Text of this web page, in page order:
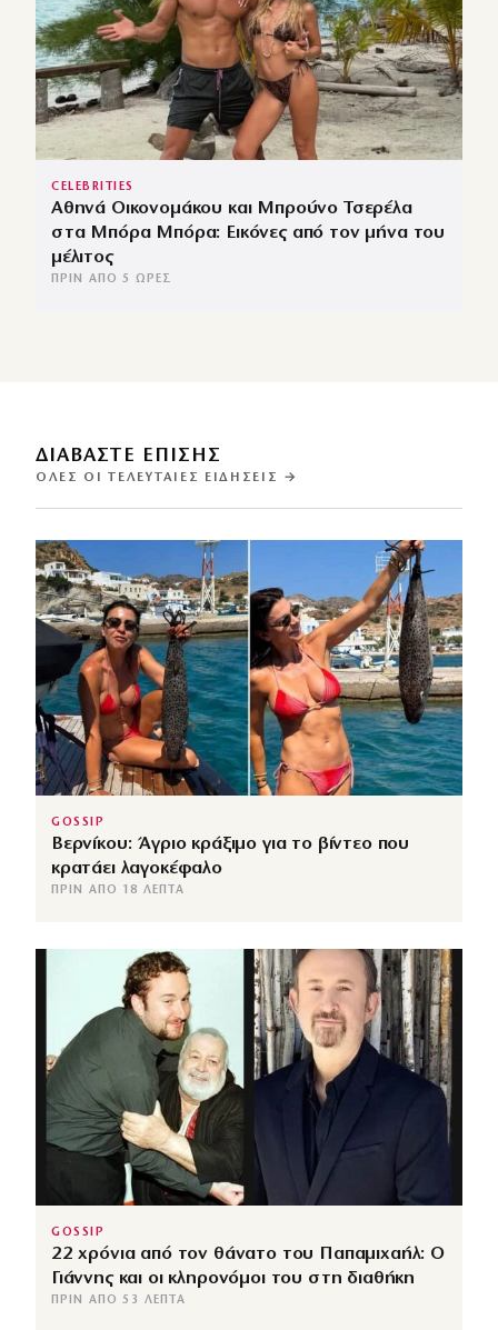
CELEBRITIES
Αθηνά Οικονομάκου και Μπρούνο Τσερέλα
στα Μπόρα Μπόρα: Εικόνες από τον μήνα του
μέλιτος
ΠΡΙΝ ΑΠΌ 5 ΏΡΕΣ
ΔΙΑΒΑΣΤΕ ΕΠΙΣΗΣ
ΌΛΕΣ ΟΙ ΤΕΛΕΥΤΑΊΕΣ ΕΙΔΉΣΕΙΣ →
GOSSIP
Βερνίκου: Άγριο κράξιμο για το βίντεο που
κρατάει λαγοκέφαλο
ΠΡΙΝ ΑΠΌ 18 ΛΕΠΤΆ
GOSSIP
22 χρόνια από τον θάνατο του Παπαμιχαήλ: Ο
Γιάννης και οι κληρονόμοι του στη διαθήκη
ΠΡΙΝ ΑΠΌ 53 ΛΕΠΤΆ